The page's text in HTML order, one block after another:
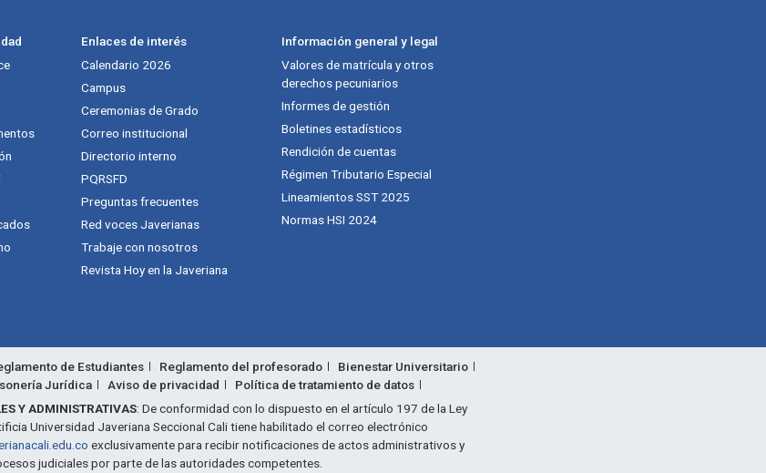
Enlaces de interés
Calendario 2026
Campus
Ceremonias de Grado
Correo institucional
Directorio interno
PQRSFD
Preguntas frecuentes
Red voces Javerianas
Trabaje con nosotros
Revista Hoy en la Javeriana
Información general y legal
Valores de matrícula y otros
derechos pecuniarios
Informes de gestión
Boletines estadísticos
Rendición de cuentas
Régimen Tributario Especial
Lineamientos SST 2025
Normas HSI 2024
de Estudiantes Reglamento del profesorado
Bienestar Universitario
Jurídica
Aviso de privacidad
Política de tratamiento de datos
Y ADMINISTRATIVAS: De conformidad con lo dispuesto en el artículo 197 de la Ley
Universidad Javeriana Seccional Cali tiene habilitado el correo electrónico
exclusivamente para recibir notificaciones de actos administrativos y
judiciales por parte de las autoridades competentes.